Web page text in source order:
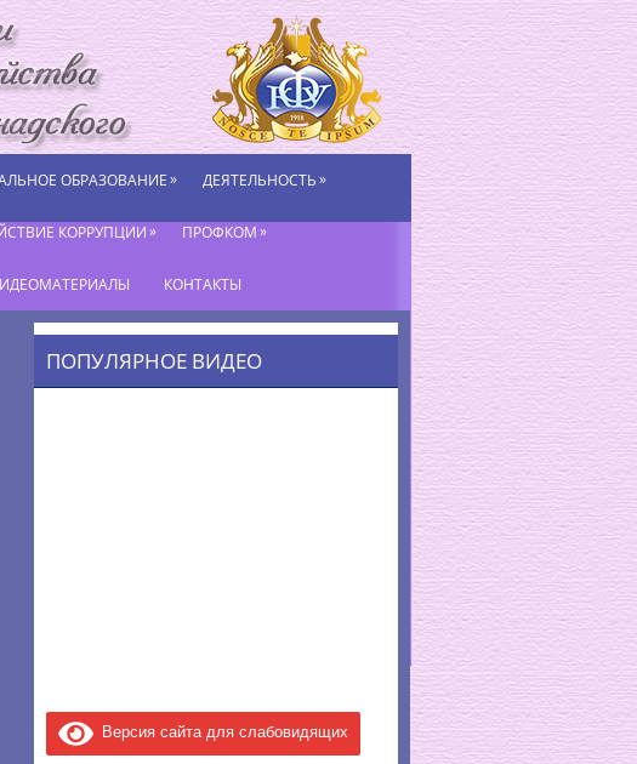
ОБРАЗОВАНИЕ» ДЕЯТЕЛЬНОСТЬ»
КОРРУПЦИИ» ПРОФКОМ»
КОНТАКТЫ
ПОПУЛЯРНОЕ ВИДЕО
Версия сайта для слабовидящих